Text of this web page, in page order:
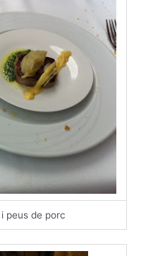
peus de porc